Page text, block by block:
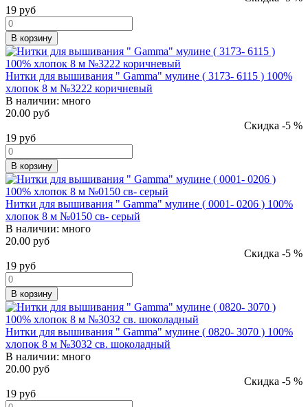
19 руб
В корзину
Нитки для вышивания " Gamma" мулине ( 3173- 6115 ) 100%
хлопок 8 м №3222 коричневый
В наличии: много
20.00 руб
Скидка -5 %
19 руб
В корзину
Нитки для вышивания " Gamma" мулине ( 0001- 0206 ) 100%
хлопок 8 м №0150 св- серый
В наличии: много
20.00 руб
Скидка -5 %
19 руб
В корзину
Нитки для вышивания " Gamma" мулине ( 0820- 3070 ) 100%
хлопок 8 м №3032 св. шоколадный
В наличии: много
20.00 руб
Скидка -5 %
19 руб